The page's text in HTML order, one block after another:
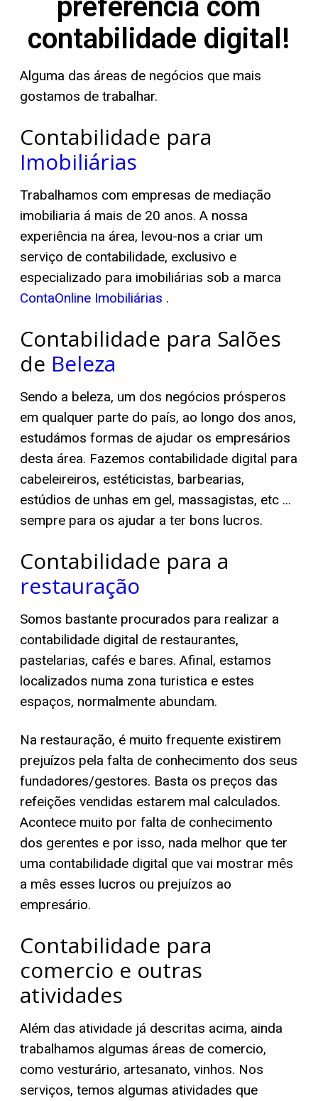
contabilidade digital!
Alguma das áreas de negócios que mais
gostamos de trabalhar.
Contabilidade para
Imobiliárias
Trabalhamos com empresas de mediação
imobiliaria á mais de 20 anos. A nossa
experiência na área, levou-nos a criar um
serviço de contabilidade, exclusivo e
especializado para imobiliárias sob a marca
ContaOnline Imobiliárias .
Contabilidade para Salões
de Beleza
Sendo a beleza, um dos negócios prósperos
em qualquer parte do país, ao longo dos anos,
estudámos formas de ajudar os empresários
desta área. Fazemos contabilidade digital para
cabeleireiros, estéticistas, barbearias,
estúdios de unhas em gel, massagistas, etc ...
sempre para os ajudar a ter bons lucros.
Contabilidade para a
restauração
Somos bastante procurados para realizar a
contabilidade digital de restaurantes,
pastelarias, cafés e bares. Afinal, estamos
localizados numa zona turistica e estes
espaços, normalmente abundam.
Na restauração, é muito frequente existirem
prejuízos pela falta de conhecimento dos seus
fundadores/gestores. Basta os preços das
refeições vendidas estarem mal calculados.
Acontece muito por falta de conhecimento
dos gerentes e por isso, nada melhor que ter
uma contabilidade digital que vai mostrar mês
a mês esses lucros ou prejuízos ao
empresário.
Contabilidade para
comercio e outras
atividades
Além das atividade já descritas acima, ainda
trabalhamos algumas áreas de comercio,
como vesturário, artesanato, vinhos. Nos
serviços, temos algumas atividades que